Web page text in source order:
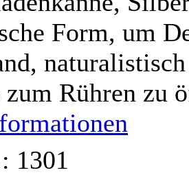
Form, um
zum Rühren zu
1301